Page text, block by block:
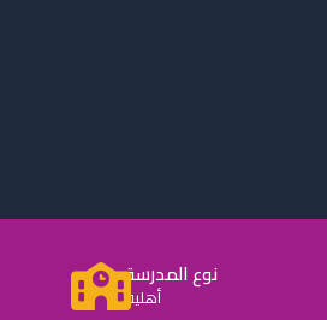
نوع المدرسة
أهلية